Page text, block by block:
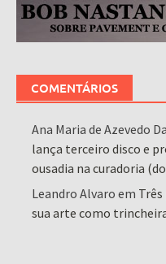
COMENTÁRIOS
Ana Maria de Azevedo
lança terceiro disco e
ousadia na curadoria
Leandro Alvaro em
sua arte como